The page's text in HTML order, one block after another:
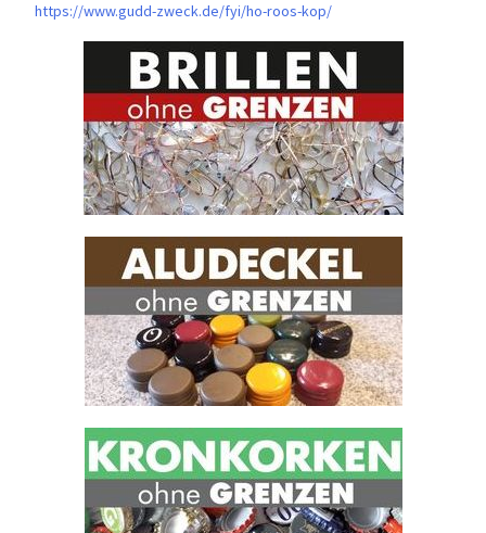
https://www.gudd-zweck.de/fyi/ho-roos-kop/